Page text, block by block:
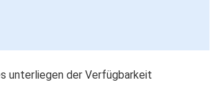
unterliegen der Verfügbarkeit